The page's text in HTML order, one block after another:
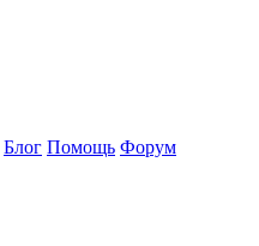
Блог Помощь Форум